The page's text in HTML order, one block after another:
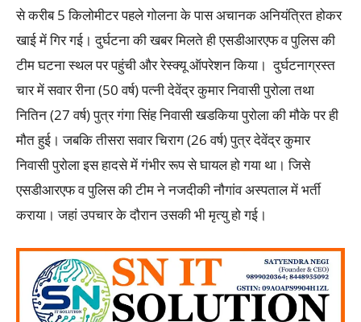
से करीब 5 किलोमीटर पहले गोलना के पास अचानक अनियंत्रित होकर
खाई में गिर गई। दुर्घटना की खबर मिलते ही एसडीआरएफ व पुलिस की
टीम घटना स्थल पर पहुंची और रेस्क्यू ऑपरेशन किया। दुर्घटनाग्रस्त
चार में सवार रीना (50 वर्ष) पत्नी देवेंद्र कुमार निवासी पुरोला तथा
नितिन (27 वर्ष) पुत्र गंगा सिंह निवासी खडकिया पुरोला की मौके पर ही
मौत हुई। जबकि तीसरा सवार चिराग (26 वर्ष) पुत्र देवेंद्र कुमार
निवासी पुरोला इस हादसे में गंभीर रूप से घायल हो गया था। जिसे
एसडीआरएफ व पुलिस की टीम ने नजदीकी नौगांव अस्पताल में भर्ती
कराया। जहां उपचार के दौरान उसकी भी मृत्यु हो गई।